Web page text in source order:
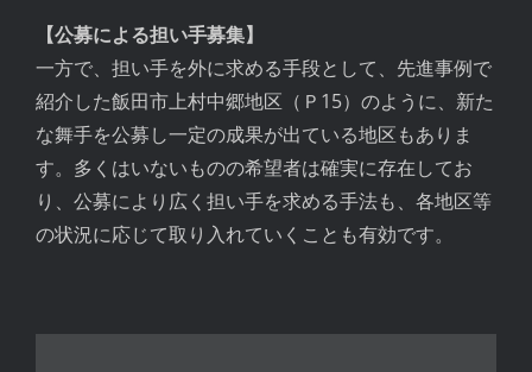
【公募による担い手募集】
一方で、担い手を外に求める手段として、先進事例で
紹介した飯田市上村中郷地区（Ｐ15）のように、新た
な舞手を公募し一定の成果が出ている地区もありま
す。多くはいないものの希望者は確実に存在してお
り、公募により広く担い手を求める手法も、各地区等
の状況に応じて取り入れていくことも有効です。